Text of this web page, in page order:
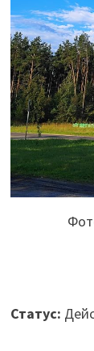
Статус: